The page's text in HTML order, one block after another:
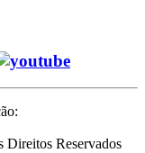
Reservados